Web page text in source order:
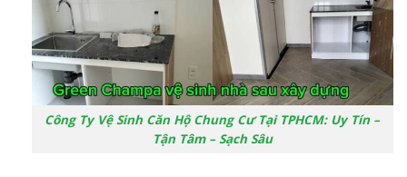
Công Ty Vệ Sinh Căn Hộ Chung Cư Tại TPHCM: Uy Tín –
Tận Tâm – Sạch Sâu